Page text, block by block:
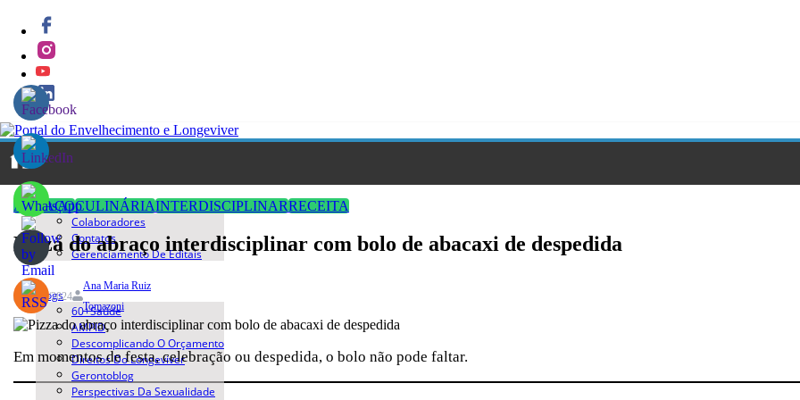
Quem Somos
Colaboradores
Contatos
Gerenciamento De Editais
Blogs
60+saúde
AMPID
Descomplicando O Orçamento
Direitos Do Longeviver
Gerontoblog
Perspectivas Da Sexualidade
ABRAÇOCULINÁRIAINTERDISCIPLINARRECEITA
Pizza do abraço interdisciplinar com bolo de abacaxi de despedida
06/10/2024
Ana Maria Ruiz
Tomazoni
Em momentos de festa, celebração ou despedida, o bolo não pode faltar.